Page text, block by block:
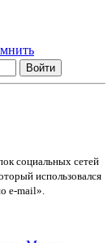
социальных сетей
использовался
e-mail».